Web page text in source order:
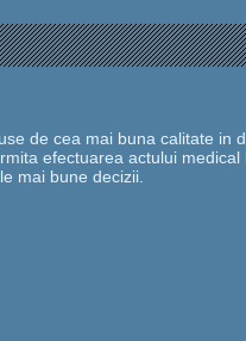
de cea mai buna calitate in
efectuarea actului medical
mai bune decizii.